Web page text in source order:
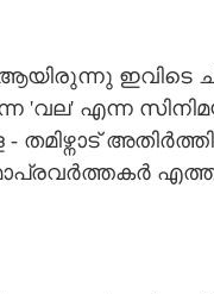
ഇവിടെ
'വല' എന്ന